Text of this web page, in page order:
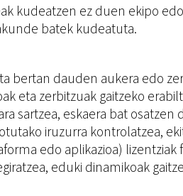
kudeatzen ez duen ekipo
batek kudeatuta.
bertan dauden aukera edo
eta zerbitzuak gaitzeko
sartzea, eskaera bat
iruzurra kontrolatzea,
edo aplikazioa) lizentziak
eduki dinamikoak